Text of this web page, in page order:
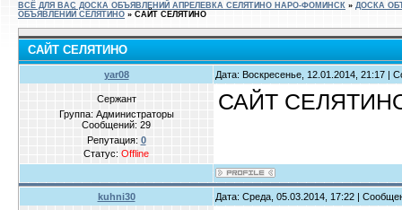
ВСЁ ДЛЯ ВАС ДОСКА ОБЪЯВЛЕНИЙ АПРЕЛЕВКА СЕЛЯТИНО НАРО-ФОМИНСК » ДОСКА
ОБЪЯВЛЕНИЙ СЕЛЯТИНО » САЙТ СЕЛЯТИНО
САЙТ СЕЛЯТИНО
yar08 Дата: Воскресенье, 12.01.2014, 21:17 |
Сержант
Группа: Администраторы
Сообщений: 29
Репутация: 0
Статус: Offline
САЙТ
kuhni30 Дата: Среда, 05.03.2014, 17:22 |